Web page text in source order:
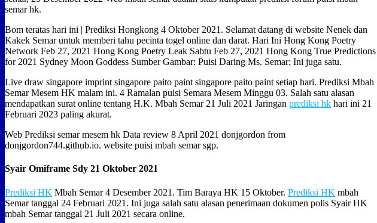
semar hk.
Bom teratas hari ini | Prediksi Hongkong 4 Oktober 2021. Selamat datang di website Nenek dan
Kakek Semar untuk memberi tahu pecinta togel online dan darat. Hari Ini Hong Kong Poetry
Network Feb 27, 2021 Hong Kong Poetry Leak Sabtu Feb 27, 2021 Hong Kong True Predictions
for 2021 Sydney Moon Goddess Sumber Gambar: Puisi Daring Ms. Semar; Ini juga satu.
Live draw singapore imprint singapore paito paint singapore paito paint setiap hari. Prediksi Mbah
Semar Mesem HK malam ini. 4 Ramalan puisi Semara Mesem Minggu 03. Salah satu alasan
mendapatkan surat online tentang H.K. Mbah Semar 21 Juli 2021 Jaringan prediksi hk hari ini 21
Februari 2023 paling akurat.
Web Prediksi semar mesem hk Data review 8 April 2021 donjgordon from
donjgordon744.github.io. website puisi mbah semar sgp.
Syair Omiframe Sdy 21 Oktober 2021
Prediksi HK Mbah Semar 4 Desember 2021. Tim Baraya HK 15 Oktober. Prediksi HK mbah
Semar tanggal 24 Februari 2021. Ini juga salah satu alasan penerimaan dokumen polis Syair HK
mbah Semar tanggal 21 Juli 2021 secara online.